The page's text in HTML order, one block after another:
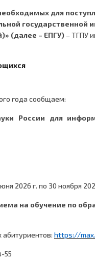
для
(далее – ЕПГУ) – ТГПУ
года сообщаем:
России для
2026 г. по 30 ноября
на обучение по
абитуриентов: https://max.
55